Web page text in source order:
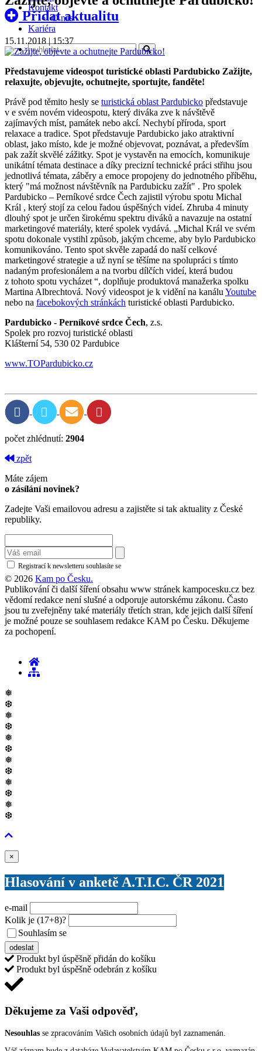
Kontakt
O nás
Kariéra
Přidat aktualitu
15.11.2018 | 15:37
Představujeme videospot turistické oblasti Pardubicko Zažijte,
relaxujte, objevujte, ochutnejte, sportujte, fanděte!
Právě pod těmito hesly se turistická oblast Pardubicko představuje
v e svém novém videospotu, který diváka zve k návštěvě
zajímavých míst, památek nebo akcí. Nechybí příroda, sport
relaxace a tradice. Spot představuje Pardubicko jako atraktivní
oblast, jako místo, kde je možné objevovat, poznávat, a především
pak zažít skvělé zážitky. Spot je vystavěn na emocích, komunikuje
unikátní témata destinace a díky precizní technické práci střihu jsou
jednotlivá témata, záběry a emoce propojeny do jednotného příběhu,
který "má možnost návštěvník na Pardubicku zažít" . Pro spolek
Pardubicko – Perníkové srdce Čech zajistil výrobu spotu Michal
Král , který stojí za celou řadou úspěšných videí. Zhruba 4 minuty
dlouhý spot je určen širokému spektru diváků a navazuje na ostatní
marketingové materiály, které spolek vydává. „Michal Král ve svém
spotu dokonale vystihl způsob, jakým chceme, aby bylo Pardubicko
komunikováno. Tento spot skvěle zapadá do naší celkové
marketingové strategie a už nyní se těšíme na spolupráci s tímto
nadaným profesionálem a na tvorbu dílčích videí, která budou
z tohoto spotu vycházet “, doplňuje produktová manažerka spolku
Martina Albrechtová. Nový videospot je k vidění na kanálu Youtube
nebo na facebokových stránkách turistické oblasti Pardubicko.
Pardubicko - Perníkové srdce Čech, z.s.
Spolek pro rozvoj turistické oblasti
Klášterní 54, 530 02 Pardubice
www.TOPardubicko.cz
počet zhlédnutí: 2904
zpět
Máte zájem
o zásílání novinek?
Zadejte Vaši emailovou adresu a zajistěte si tak aktuality z České
republiky.
Registrací k newsletteru souhlasíte se
© 2026 Kam po Česku.
Publikování či další šíření obsahu www stránek kampocesku.cz bez
vědomí redakce není slušné a odporuje autorskému zákonu. Často
jsou tu zveřejněny také materiály třetích stran, kde jejich další šíření
je možné pouze se souhlasem redakce KAM po Česku. Děkujeme
za pochopení.
❅
❆
❅
❆
❅
❆
❅
❆
❅
❆
❅
❆
×
Hlasování v anketě A.T.I.C. ČR 2021
e-mail
Kolik je (17+8)?
Souhlasím se
odeslat
Produkt byl úspěšně přidán do košíku
Produkt byl úspěšně odebrán z košíku
Děkujeme za Vaši odpověď,
Nesouhlas se zpracováním Vašich osobních údajů byl zaznamenán.